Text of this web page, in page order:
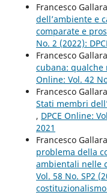
Francesco
dell’ambiente e
comparate e
No. 2 (2022):
Francesco
cubana: qualche
Online: Vol. 42
Francesco
Stati membri
, DPCE Online:
2021
Francesco
problema della
ambientali nelle
Vol. 58 No. SP2